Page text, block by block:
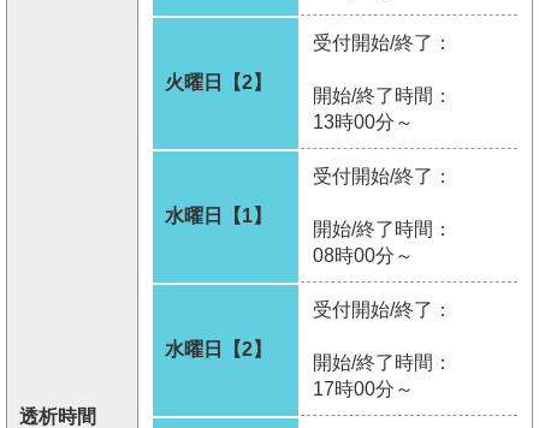
透析時間
火曜日【2】
受付開始/終了：
開始/終了時間：
13時00分～
水曜日【1】
受付開始/終了：
開始/終了時間：
08時00分～
水曜日【2】
受付開始/終了：
開始/終了時間：
17時00分～